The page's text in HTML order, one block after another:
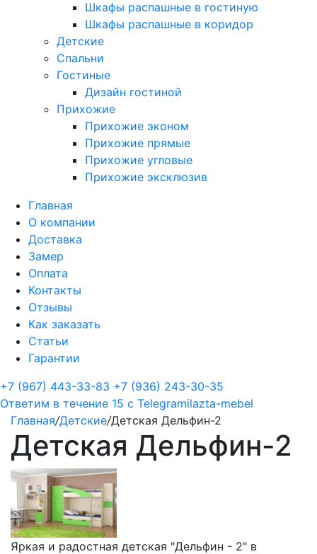
Шкафы распашные в гостиную
Шкафы распашные в коридор
Детские
Спальни
Гостиные
Дизайн гостиной
Прихожие
Прихожие эконом
Прихожие прямые
Прихожие угловые
Прихожие эксклюзив
Главная
О компании
Доставка
Замер
Оплата
Контакты
Отзывы
Как заказать
Статьи
Гарантии
+7 (967) 443-33-83 +7 (936) 243-30-35
Ответим в течение 15 с Telegramilazta-mebel
Главная/Детские/Детская Дельфин-2
Детская Дельфин-2
Яркая и радостная детская "Дельфин - 2" в